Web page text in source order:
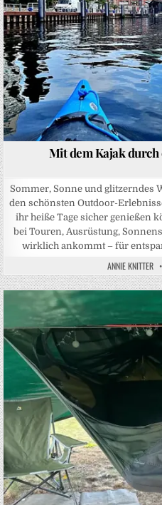
Mit dem Kajak durch
Sommer, Sonne und glitzerndes
den schönsten Outdoor-
ihr heiße Tage sicher genießen
bei Touren, Ausrüstung,
wirklich ankommt – für
ANNIE KNITTER
Posted in